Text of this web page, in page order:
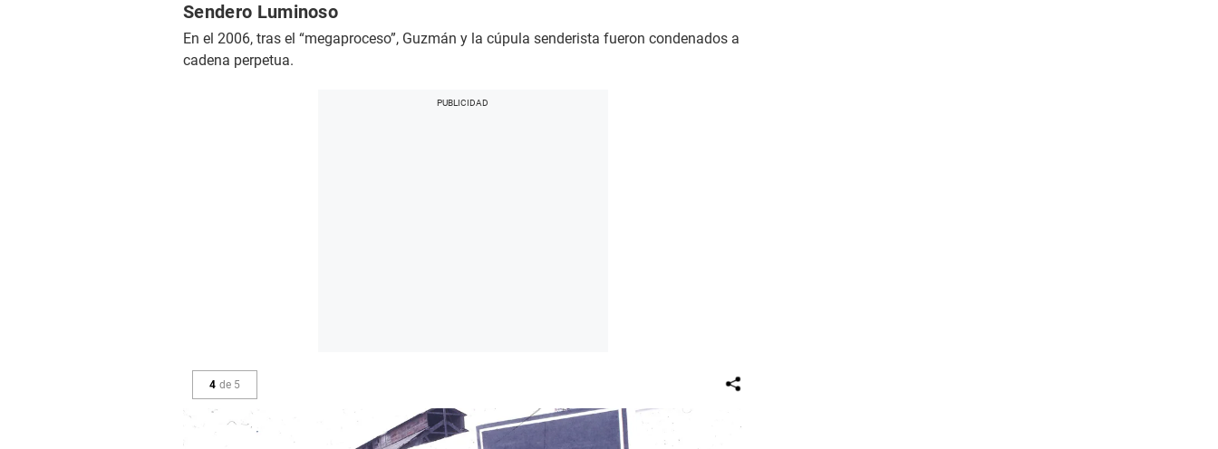
Sendero Luminoso
En el 2006, tras el “megaproceso”, Guzmán y la cúpula senderista fueron condenados a
cadena perpetua.
4 de 5